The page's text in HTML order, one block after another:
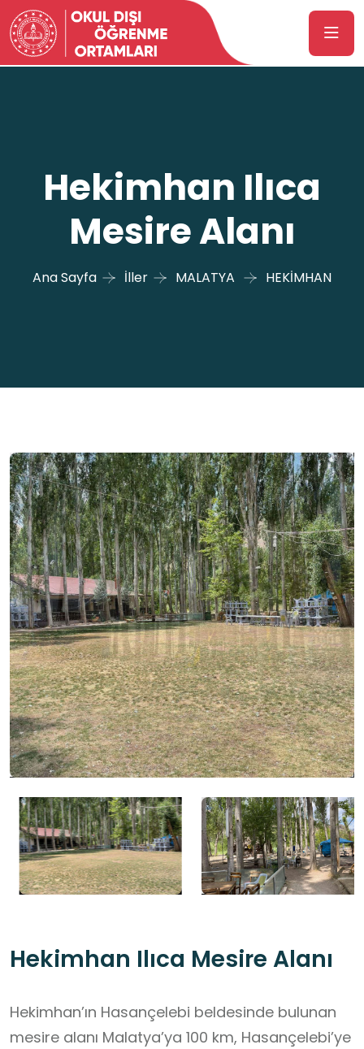
Hekimhan Ilıca
Mesire Alanı
Ana Sayfa İller MALATYA HEKİMHAN
Hekimhan Ilıca Mesire Alanı
Hekimhan’ın Hasançelebi beldesinde bulunan
mesire alanı Malatya’ya 100 km, Hasançelebi’ye